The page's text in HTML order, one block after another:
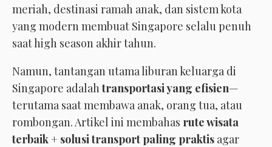
meriah, destinasi ramah anak, dan sistem kota
yang modern membuat Singapore selalu penuh
saat high season akhir tahun.
Namun, tantangan utama liburan keluarga di
Singapore adalahtransportasi yang efisien—
terutama saat membawa anak, orang tua, atau
rombongan. Artikel ini membahas rute wisata
terbaik + solusi transport paling praktis agar